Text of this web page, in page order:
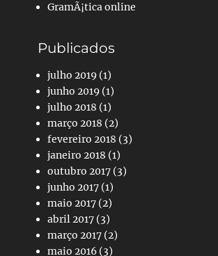
GramÃ¡tica online
Publicados
julho 2019 (1)
junho 2019 (1)
julho 2018 (1)
março 2018 (2)
fevereiro 2018 (3)
janeiro 2018 (1)
outubro 2017 (3)
junho 2017 (1)
maio 2017 (2)
abril 2017 (3)
março 2017 (2)
maio 2016 (3)